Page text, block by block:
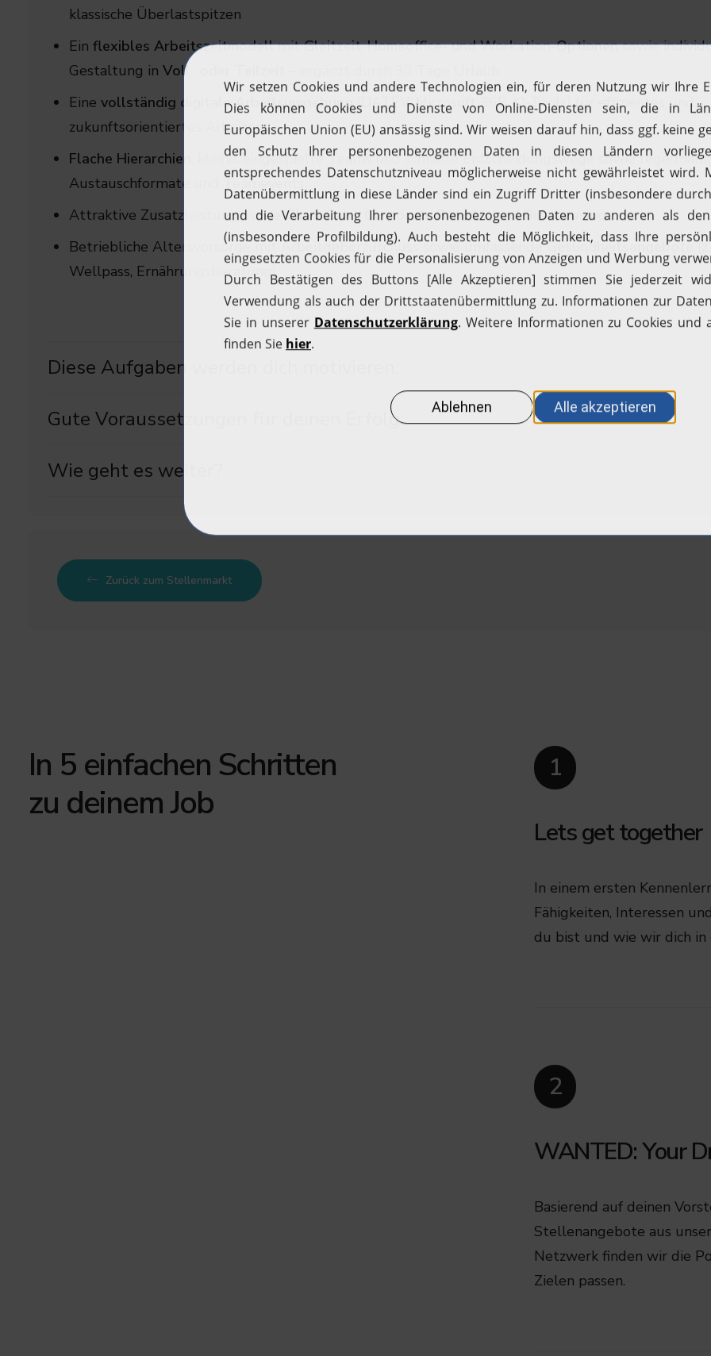
klassische Überlastspitzen
Ein flexibles ArbeitszeitmodellmitGleitzeit,Homeoffice- und Workation-Optionensowie
Gestaltung in Voll- oder Teilzeit
Eine vollständig digitale Arbeitsumgebung(DATEV, Microsoft 365, KI-Tools) für effizientes und
zukunftsorientiertes Arbeiten
Flache Hierarchien
, kleine, eingespielte Teams und schnelle Entscheidungswege sowie
Austauschformate und Teamevents
Attraktive Zusatzleistungen wieGivve Card, Corporate Benefits und Bike Leasing
Betriebliche Altersvorsorge mit Arbeitgeberzuschuss sowie umfassendeGesundheitsangebote
Wellpass, Ernährungsberatung)
Diese Aufgaben werden dich motivieren:
Gute Voraussetzungen für deinen Erfolg:
Wie geht es weiter?
Zurück zum Stellenmarkt
In 5 einfachen Schritten
zu deinem Job
1
Lets get together
In einem ersten
Fähigkeiten, Interessen
du bist und wie wir dich
2
WANTED: Your
Basierend auf deinen
Stellenangebote aus
Netzwerk finden wir die
Zielen passen.​